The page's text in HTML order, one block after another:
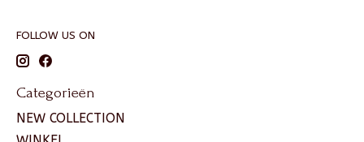
FOLLOW US ON
Categorieën
NEW COLLECTION